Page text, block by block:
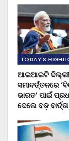
TODAY'S
ଆଇଆଇଟି ଦିଲ୍ଲୀ
ସମାବର୍ତ୍ତନରେ
ଭାରତ’ ପାଇଁ
ଦେଲେ ବଡ଼ ବାର୍ତ୍ତା